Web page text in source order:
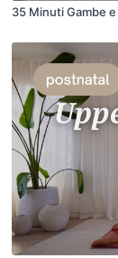
35 Minuti Gambe